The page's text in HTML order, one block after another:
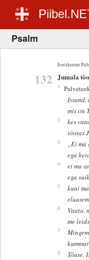
Psalm
Eestikeelne
132 Jumala
1
Issand,
mis on
2
kes
tõotas
3
„Ei ma
ega
4
ei ma
ega
5
kuni
6
Vaata,
me
7
8
Tõuse,